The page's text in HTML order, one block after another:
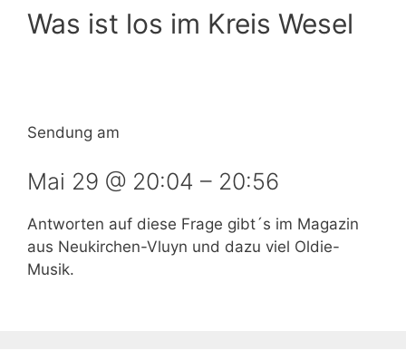
Was ist los im Kreis Wesel
Sendung am
Mai 29 @ 20:04 – 20:56
Antworten auf diese Frage gibt´s im Magazin
aus Neukirchen-Vluyn und dazu viel Oldie-
Musik.